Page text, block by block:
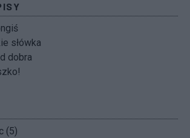
słówka
dobra
(5)